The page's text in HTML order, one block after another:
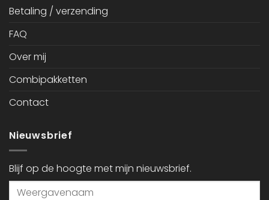
Betaling / verzending
FAQ
Over mij
Combipakketten
Contact
Nieuwsbrief
Blijf op de hoogte met mijn nieuwsbrief.